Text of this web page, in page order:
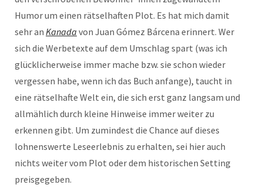
Humor um einen rätselhaften Plot. Es hat mich damit
sehr an Kanada von Juan Gómez Bárcena erinnert. Wer
sich die Werbetexte auf dem Umschlag spart (was ich
glücklicherweise immer mache bzw. sie schon wieder
vergessen habe, wenn ich das Buch anfange), taucht in
eine rätselhafte Welt ein, die sich erst ganz langsam und
allmählich durch kleine Hinweise immer weiter zu
erkennen gibt. Um zumindest die Chance auf dieses
lohnenswerte Leseerlebnis zu erhalten, sei hier auch
nichts weiter vom Plot oder dem historischen Setting
preisgegeben.